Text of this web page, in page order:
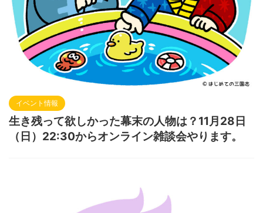
イベント情報
生き残って欲しかった幕末の人物は？11月28日
（日）22:30からオンライン雑談会やります。